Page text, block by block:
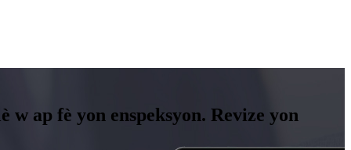
ap fè yon enspeksyon. Revize yon